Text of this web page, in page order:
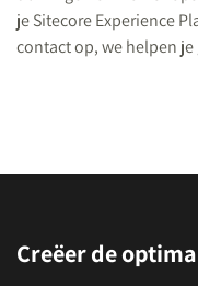
je Sitecore Experience
contact op, we helpen je
Creëer de